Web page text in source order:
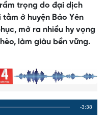
trọng do đại dịch
ở huyện Bảo Yên
mở ra nhiều hy vọng
làm giàu bền vững.
Remaining
-3:38